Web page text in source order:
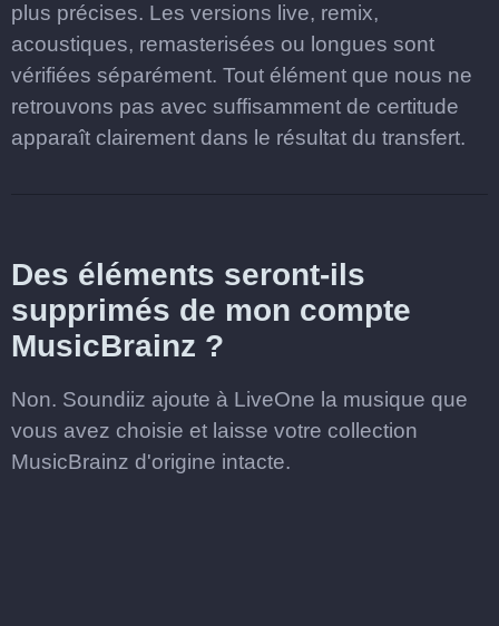
plus précises. Les versions live, remix,
acoustiques, remasterisées ou longues sont
vérifiées séparément. Tout élément que nous ne
retrouvons pas avec suffisamment de certitude
apparaît clairement dans le résultat du transfert.
Des éléments seront-ils
supprimés de mon compte
MusicBrainz ?
Non. Soundiiz ajoute à LiveOne la musique que
vous avez choisie et laisse votre collection
MusicBrainz d'origine intacte.